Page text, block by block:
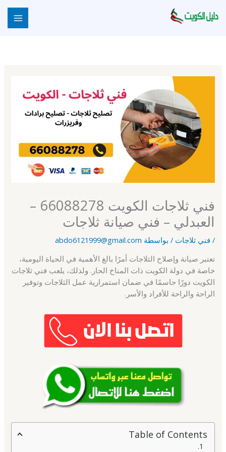
إلى
فني ثلاجات الكويت 66088278 –
العبدلي – فني صيانة ثلاجات
/ فني ثلاجات / بواسطة abdo6121999@gmail.com
تعتبر صيانة وإصلاح الثلاجات أمرًا بالغ الأهمية في الحياة اليومية،
خاصة في دولة الكويت ذات المناخ الحار. ولذلك، يلعب فني ثلاجات
الكويت دورًا حاسمًا في ضمان استمرارية عمل الثلاجات وتوفير
الراحة والراحة للأفراد والأسر.
Table of Contents